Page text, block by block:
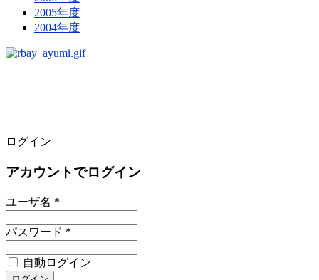
2005年度
2004年度
ログイン
アカウントでログイン
ユーザ名 *
パスワード *
自動ログイン